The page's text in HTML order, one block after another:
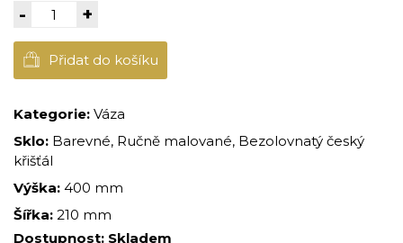
- +
Přidat do košíku
Kategorie: Váza
Sklo: Barevné, Ručně malované, Bezolovnatý český
křišťál
Výška: 400 mm
Šířka: 210 mm
Dostupnost: Skladem